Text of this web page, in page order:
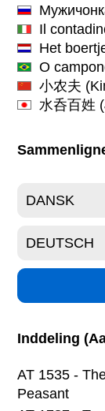
Il
Het
O
小农夫
水呑百姓
Inddeling
AT 1535 -
Peasant